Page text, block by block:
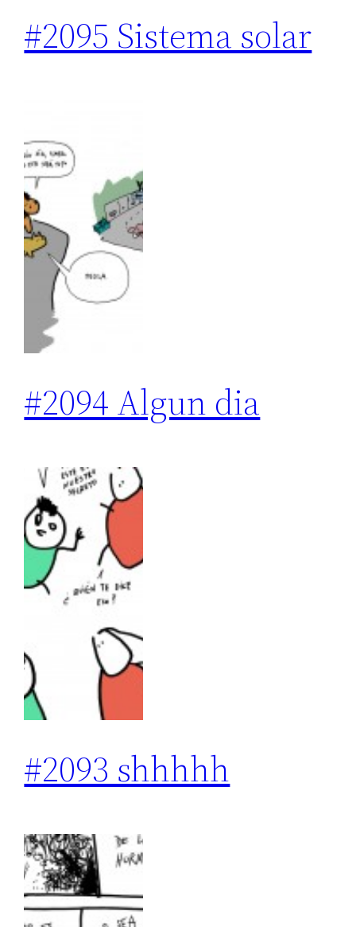
#2095 Sistema solar
#2094 Algun dia
#2093 shhhhh